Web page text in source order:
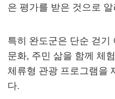
은 평가를 받은 것으로
특히 완도군은 단순 걷기
문화, 주민 삶을 함께 체
체류형 관광 프로그램을
다.